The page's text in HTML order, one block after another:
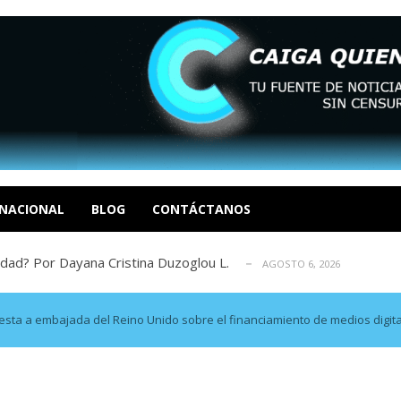
BLOG CONTÁCTANOS
de derechos humanos en el Minister... AGOSTO 6, 2026
un mercado impulsado por el auge de... AGOSTO 6, 2026
La Guaira que hasta ahora no había ...
Por Dayana Cristina Duzoglou L.
apagones y promesas incumplidas... AGOSTO 6, 2026
de derechos humanos en el Minister... AGOSTO 6, 2026
un mercado impulsado por el auge de... AGOSTO 6, 2026
en La Guaira que hasta ahora no había ... AGOSTO 6, 2026
a embajada del Reino Unido sobre el financiamiento de medios